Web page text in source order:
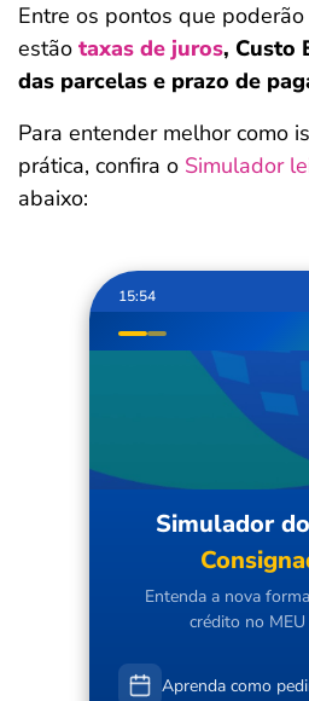
Entre os pontos que
estão taxas de juros, Custo
das parcelas e prazo de
Para entender melhor como
prática, confira o Simulador
abaixo:
15:54
Simulador do
Entenda a nova
crédito no MEU
Aprenda como